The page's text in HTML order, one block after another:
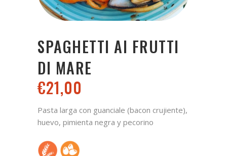
SPAGHETTI AI FRUTTI
DI MARE
€21,00
Pasta larga con guanciale (bacon crujiente),
huevo, pimienta negra y pecorino